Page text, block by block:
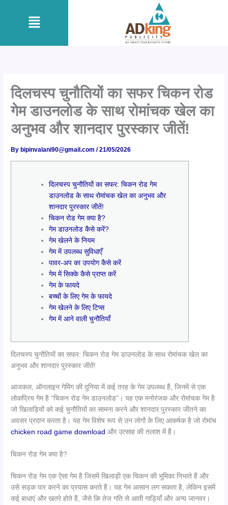
Menu
दिलचस्प चुनौतियों का सफर चिकन रोड
गेम डाउनलोड के साथ रोमांचक खेल का
अनुभव और शानदार पुरस्कार जीतें!
Bybipinvalani90@gmail.com/21/05/2026
दिलचस्प चुनौतियों का सफर: चिकन रोड गेम
डाउनलोड के साथ रोमांचक खेल का अनुभव और
शानदार पुरस्कार जीतें!
चिकन रोड गेम क्या है?
गेम डाउनलोड कैसे करें?
गेम खेलने के नियम
गेम में उपलब्ध सुविधाएँ
पावर-अप का उपयोग कैसे करें
गेम में सिक्के कैसे प्राप्त करें
गेम के फायदे
बच्चों के लिए गेम के फायदे
गेम खेलने के लिए टिप्स
गेम में आने वाली चुनौतियाँ
दिलचस्प चुनौतियों का सफर: चिकन रोड गेम डाउनलोड के साथ रोमांचक खेल का
अनुभव और शानदार पुरस्कार जीतें!
आजकल, ऑनलाइन गेमिंग की दुनिया में कई तरह के गेम उपलब्ध हैं, जिनमें से एक
लोकप्रिय गेम है “चिकन रोड गेम डाउनलोड”। यह एक मनोरंजक और रोमांचक गेम है
जो खिलाड़ियों को कई चुनौतियों का सामना करने और शानदार पुरस्कार जीतने का
अवसर प्रदान करता है। यह गेम विशेष रूप से उन लोगों के लिए आकर्षक है जो रोमांच
chicken road game download और उत्साह की तलाश में हैं।
चिकन रोड गेम क्या है?
चिकन रोड गेम एक ऐसा गेम है जिसमें खिलाड़ी एक चिकन की भूमिका निभाते हैं और
उसे सड़क पार करने का प्रयास करते हैं। यह गेम आसान लग सकता है, लेकिन इसमें
कई बाधाएं और खतरे होते हैं, जैसे कि तेज गति से आती गाड़ियाँ और अन्य जानवर।